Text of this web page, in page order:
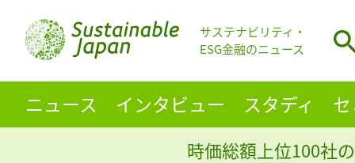
サステナビリティ・
ESG金融のニュース
ニュース インタビュー スタディ
時価総額上位100社